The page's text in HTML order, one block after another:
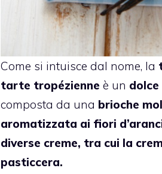
Come si intuisce dal nome, la
tarte tropézienne è un
composta da una brioche
aromatizzata ai fiori
diverse creme, tra cui la
pasticcera.